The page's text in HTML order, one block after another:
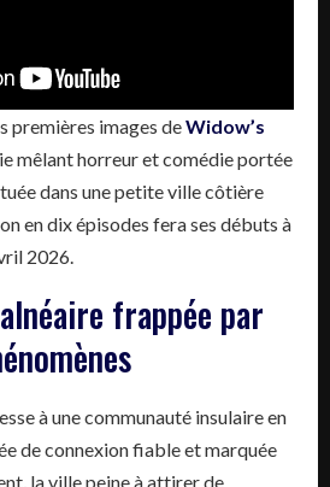
premières images deWidow’s
mêlant horreur et comédie portée
dans une petite ville côtière
en dix épisodes fera ses débuts à
2026.
frappée par
à une communauté insulaire en
de connexion fiable et marquée
la ville peine à attirer de